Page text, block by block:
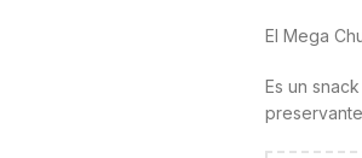
El Mega
Es un